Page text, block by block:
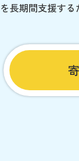
長期間支援す